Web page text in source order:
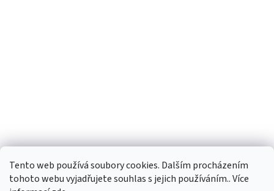
Tento web používá soubory cookies. Dalším procházením
tohoto webu vyjadřujete souhlas s jejich používáním.. Více
Sledovat na Instagramu